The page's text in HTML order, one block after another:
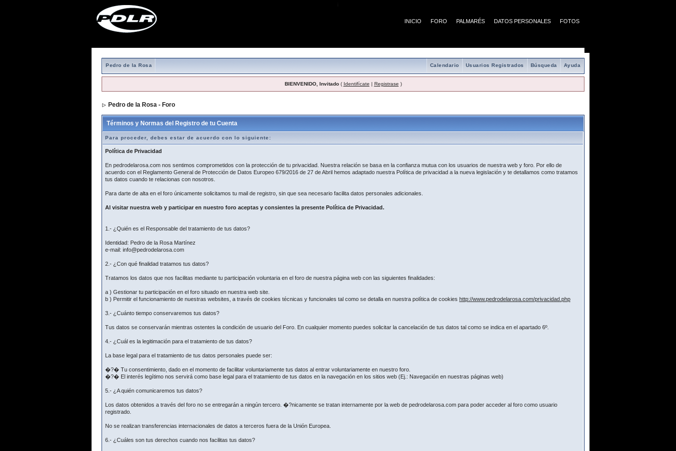
INICIO FORO PALMARÉS DATOS PERSONALES FOTOS
Pedro de la Rosa Ayuda
Búsqueda
Usuarios Registrados
Calendario
BIENVENIDO, Invitado( Identifícate | Registrase )
Pedro de la Rosa - Foro
Términos y Normas del Registro de tu Cuenta
Para proceder, debes estar de acuerdo con lo siguiente:
Política de Privacidad
En pedrodelarosa.com nos sentimos comprometidos con la protección de tu privacidad. Nuestra relación se basa en la confianza mutua con los usuarios de nuestra web y foro. Por ello de
acuerdo con el Reglamento General de Protección de Datos Europeo 679/2016 de 27 de Abril hemos adaptado nuestra Política de privacidad a la nueva legislación y te detallamos como tratamos
tus datos cuando te relacionas con nosotros.
Para darte de alta en el foro únicamente solicitamos tu mail de registro, sin que sea necesario facilita datos personales adicionales.
Al visitar nuestra web y participar en nuestro foro aceptas y consientes la presente Política de Privacidad.
1.- ¿Quién es el Responsable del tratamiento de tus datos?
Identidad: Pedro de la Rosa Martínez
e-mail: info@pedrodelarosa.com
2.- ¿Con qué finalidad tratamos tus datos?
Tratamos los datos que nos facilitas mediante tu participación voluntaria en el foro de nuestra página web con las siguientes finalidades:
a ) Gestionar tu participación en el foro situado en nuestra web site.
b ) Permitir el funcionamiento de nuestras websites, a través de cookies técnicas y funcionales tal como se detalla en nuestra política de cookies http://www.pedrodelarosa.com/privacidad.php
3.- ¿Cuánto tiempo conservaremos tus datos?
Tus datos se conservarán mientras ostentes la condición de usuario del Foro. En cualquier momento puedes solicitar la cancelación de tus datos tal como se indica en el apartado 6º.
4.- ¿Cuál es la legitimación para el tratamiento de tus datos?
La base legal para el tratamiento de tus datos personales puede ser:
�?� Tu consentimiento, dado en el momento de facilitar voluntariamente tus datos al entrar voluntariamente en nuestro foro.
�?� El interés legítimo nos servirá como base legal para el tratamiento de tus datos en la navegación en los sitios web (Ej.: Navegación en nuestras páginas web)
5.- ¿A quién comunicaremos tus datos?
Los datos obtenidos a través del foro no se entregarán a ningún tercero. �?nicamente se tratan internamente por la web de pedrodelarosa.com para poder acceder al foro como usuario
registrado.
No se realizan transferencias internacionales de datos a terceros fuera de la Unión Europea.
6.- ¿Cuáles son tus derechos cuando nos facilitas tus datos?